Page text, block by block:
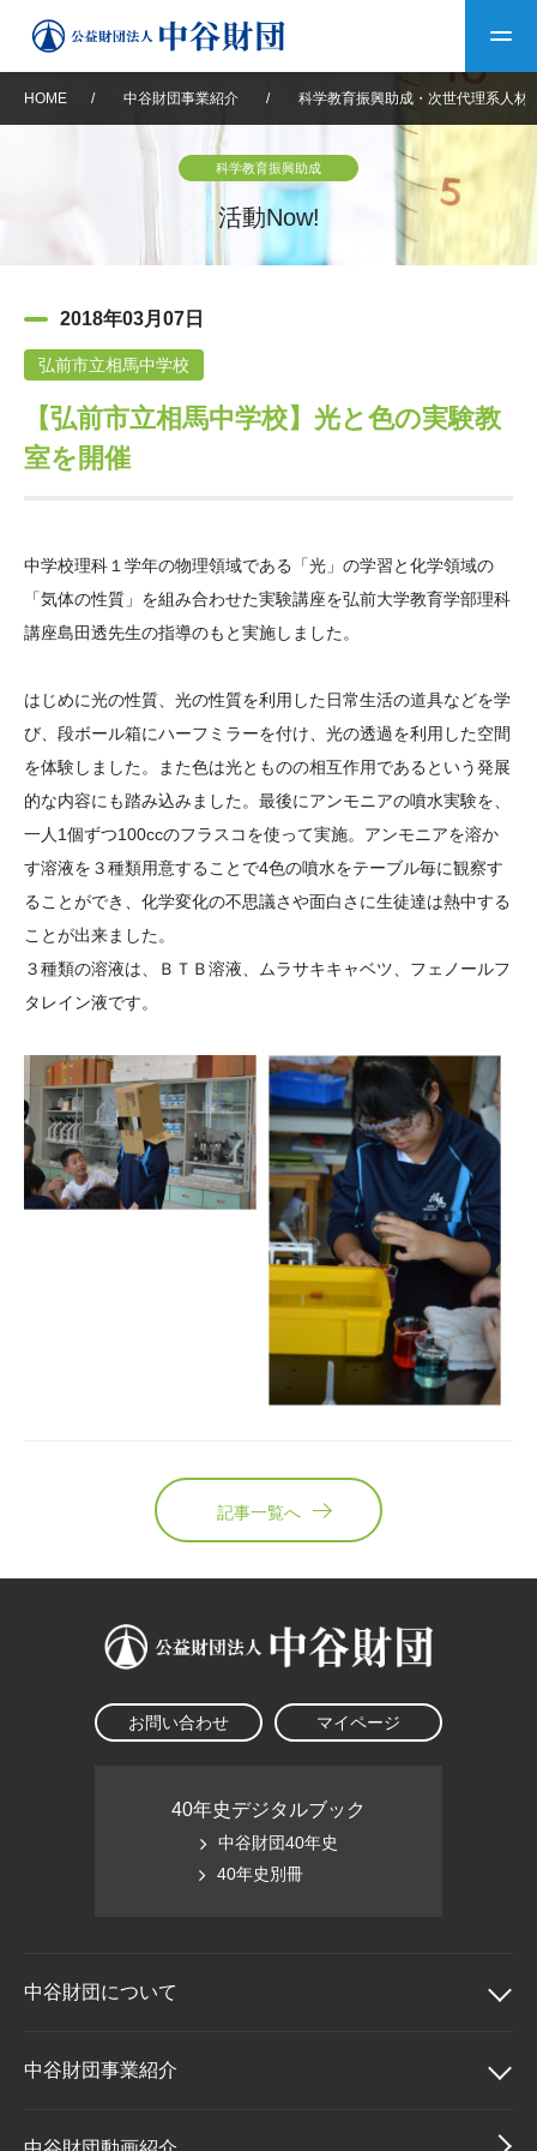
中谷財団について
設立趣意書
沿革 40年史デジタルブック
役員・評議員 公開情報
年報一覧 中谷財団レポート
中谷財団事業紹介
神戸賞 長期大型研究助成
大学院生奨学金
国際学生交流プログラ
ム
次世代理系人材育成プ
ログラム助成
中谷財団動画紹介
その他情報
アクセス よくあるご質問
日本語 English マイページ
HOME / 中谷財団事業紹介 / 科学教育振興助成・次世代理系人材
科学教育振興助成
活動Now!
2018年03月07日
弘前市立相馬中学校
【弘前市立相馬中学校】光と色の実験教
室を開催
中学校理科１学年の物理領域である「光」の学習と化学領域の
「気体の性質」を組み合わせた実験講座を弘前大学教育学部理科
講座島田透先生の指導のもと実施しました。
はじめに光の性質、光の性質を利用した日常生活の道具などを学
び、段ボール箱にハーフミラーを付け、光の透過を利用した空間
を体験しました。また色は光とものの相互作用であるという発展
的な内容にも踏み込みました。最後にアンモニアの噴水実験を、
一人1個ずつ100ccのフラスコを使って実施。アンモニアを溶か
す溶液を３種類用意することで4色の噴水をテーブル毎に観察す
ることができ、化学変化の不思議さや面白さに生徒達は熱中する
ことが出来ました。
３種類の溶液は、ＢＴＢ溶液、ムラサキキャベツ、フェノールフ
タレイン液です。
記事一覧へ
お問い合わせ マイページ
40年史デジタルブック
中谷財団40年史
40年史別冊
中谷財団について
中谷財団について
理事長挨拶
中谷財団事業紹介